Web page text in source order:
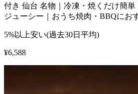
付き 仙台 名物｜冷凍・焼くだけ簡
ジューシー｜おうち焼肉・BBQにお
5%以上安い(過去30日平均)
¥6,588